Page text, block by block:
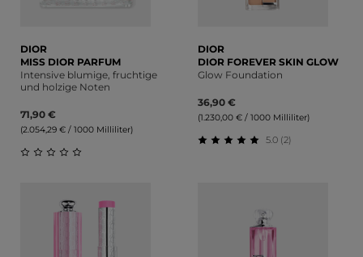
DIOR
MISS DIOR PARFUM
Intensive blumige, fruchtige
und holzige Noten
71,90 €
(2.054,29 € / 1000 Milliliter)
DIOR
DIOR FOREVER SKIN GLOW
Glow Foundation
36,90 €
(1.230,00 € / 1000 Milliliter)
5.0 (2)